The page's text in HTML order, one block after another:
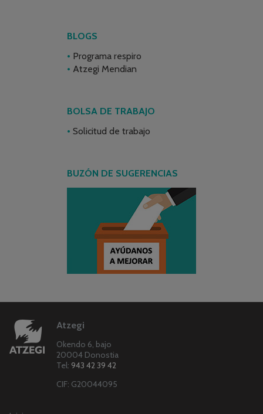
BLOGS
Programa respiro
Atzegi Mendian
BOLSA DE TRABAJO
Solicitud de trabajo
BUZÓN DE SUGERENCIAS
Atzegi
Okendo 6, bajo
20004 Donostia
Tel: 943 42 39 42
CIF: G20044095